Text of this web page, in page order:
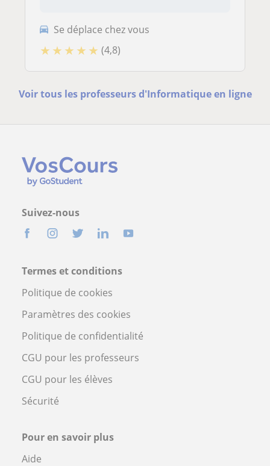
Se déplace chez vous
★ ★ ★ ★ ★ (4,8)
Voir tous les professeurs d'Informatique en ligne
Suivez-nous
Termes et conditions
Politique de cookies
Paramètres des cookies
Politique de confidentialité
CGU pour les professeurs
CGU pour les élèves
Sécurité
Pour en savoir plus
Aide